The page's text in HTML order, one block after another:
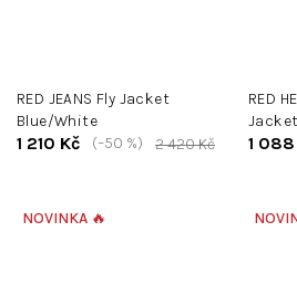
RED JEANS Fly Jacket
Blue/White
1 210 Kč 2 420 Kč
(–50 %)
RED
Jacket
1 088
NOVINKA 🔥